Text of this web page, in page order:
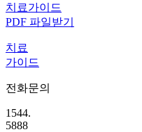
치료가이드
PDF 파일받기
치료
가이드
전화문의
1544.
5888